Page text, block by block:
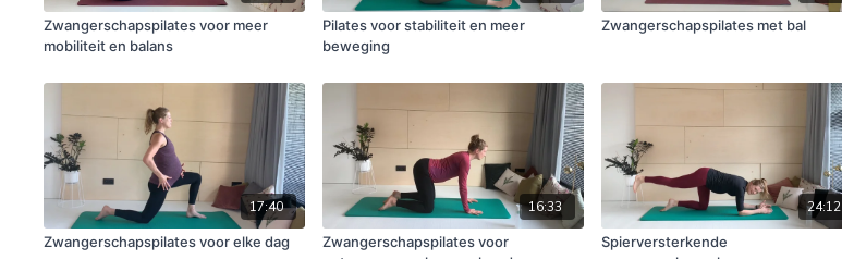
Zwangerschapspilates voor meer
mobiliteit en balans
Pilates voor stabiliteit en meer
beweging
Zwangerschapspilates met bal
17:40
Zwangerschapspilates voor elke dag
16:33
Zwangerschapspilates voor
24:12
Spierversterkende